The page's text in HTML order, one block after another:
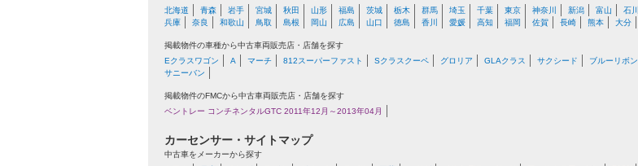
北海道
青森 岩手 宮城 秋田 山形 福島 茨城 栃木 群馬 埼玉 千葉 東京 神奈川 新潟 富山 石川
兵庫
奈良 和歌山 鳥取 島根 岡山 広島 山口 徳島 香川 愛媛 高知 福岡 佐賀 長崎 熊本 大分
掲載物件の車種から中古車両販売店・店舗を探す
Eクラスワゴン
A マーチ 812スーパーファスト Sクラスクーペ グロリア GLAクラス サクシード ブルーリボン
サニーバン
掲載物件のFMCから中古車両販売店・店舗を探す
ベントレー コンチネンタルGTC 2011年12月～2013年04月
カーセンサー・サイトマップ
中古車をメーカーから探す